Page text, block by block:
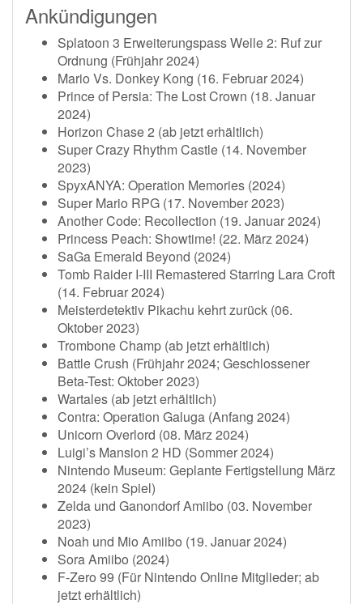
Ankündigungen
Splatoon 3 Erweiterungspass Welle 2: Ruf zur
Ordnung (Frühjahr 2024)
Mario Vs. Donkey Kong (16. Februar 2024)
Prince of Persia: The Lost Crown (18. Januar
2024)
Horizon Chase 2 (ab jetzt erhältlich)
Super Crazy Rhythm Castle (14. November
2023)
SpyxANYA: Operation Memories (2024)
Super Mario RPG (17. November 2023)
Another Code: Recollection (19. Januar 2024)
Princess Peach: Showtime! (22. März 2024)
SaGa Emerald Beyond (2024)
Tomb Raider I-III Remastered Starring Lara Croft
(14. Februar 2024)
Meisterdetektiv Pikachu kehrt zurück (06.
Oktober 2023)
Trombone Champ (ab jetzt erhältlich)
Battle Crush (Frühjahr 2024; Geschlossener
Beta-Test: Oktober 2023)
Wartales (ab jetzt erhältlich)
Contra: Operation Galuga (Anfang 2024)
Unicorn Overlord (08. März 2024)
Luigi’s Mansion 2 HD (Sommer 2024)
Nintendo Museum: Geplante Fertigstellung März
2024 (kein Spiel)
Zelda und Ganondorf Amiibo (03. November
2023)
Noah und Mio Amiibo (19. Januar 2024)
Sora Amiibo (2024)
F-Zero 99 (Für Nintendo Online Mitglieder; ab
jetzt erhältlich)